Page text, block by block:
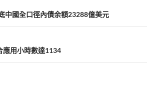
中國全口徑內債余額23288億美元
應用小時數達1134